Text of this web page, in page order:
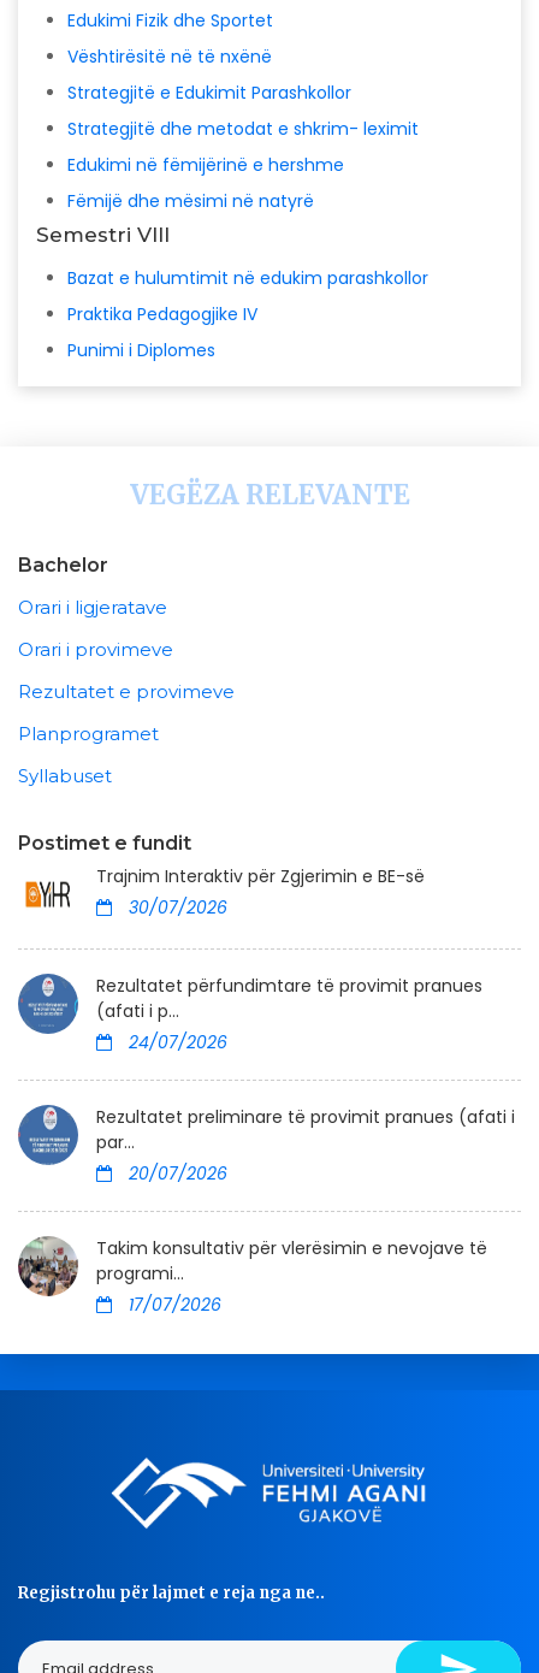
Edukimi Fizik dhe Sportet
Vështirësitë në të nxënë
Strategjitë e Edukimit Parashkollor
Strategjitë dhe metodat e shkrim- leximit
Edukimi në fëmijërinë e hershme
Fëmijë dhe mësimi në natyrë
Semestri VIII
Bazat e hulumtimit në edukim parashkollor
Praktika Pedagogjike IV
Punimi i Diplomes
VEGËZA RELEVANTE
Bachelor
Orari i ligjeratave
Orari i provimeve
Rezultatet e provimeve
Planprogramet
Syllabuset
Postimet e fundit
Trajnim Interaktiv për Zgjerimin e BE-së
30/07/2026
Rezultatet përfundimtare të provimit pranues
(afati i p...
24/07/2026
Rezultatet preliminare të provimit pranues (afati i
par...
20/07/2026
Takim konsultativ për vlerësimin e nevojave të
programi...
17/07/2026
Regjistrohu për lajmet e reja nga ne..